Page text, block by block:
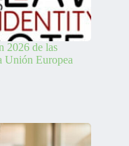
2026 de las
Unión Europea